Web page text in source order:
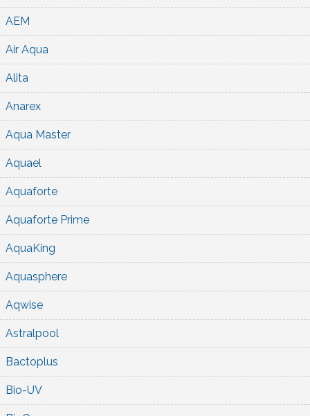
AEM
Air Aqua
Alita
Anarex
Aqua Master
Aquael
Aquaforte
Aquaforte Prime
AquaKing
Aquasphere
Aqwise
Astralpool
Bactoplus
Bio-UV